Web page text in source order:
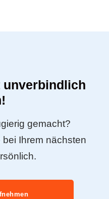
unverbindlich
gemacht?
Ihrem nächsten